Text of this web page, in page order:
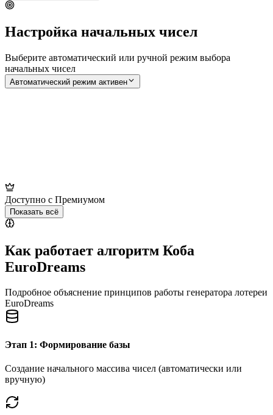
Настройка начальных чисел
Выберите автоматический или ручной режим выбора
начальных чисел
Автоматический режим активен
Доступно с Премиумом
Показать всё
Как работает алгоритм Коба
EuroDreams
Подробное объяснение принципов работы генератора лотереи
EuroDreams
Этап 1: Формирование базы
Создание начального массива чисел (автоматически или
вручную)